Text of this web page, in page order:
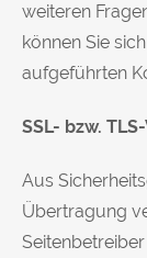
weiteren
können Sie
aufgeführten
SSL- bzw.
Aus
Übertragung